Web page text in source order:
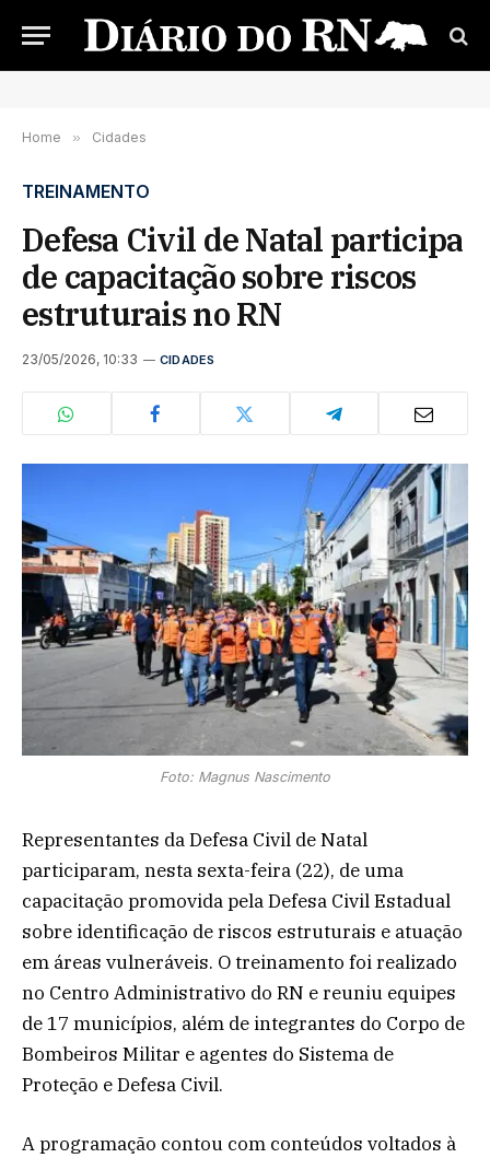
Home » Cidades
TREINAMENTO
Defesa Civil de Natal participa
de capacitação sobre riscos
estruturais no RN
23/05/2026, 10:33 CIDADES
Foto: Magnus Nascimento
Representantes da Defesa Civil de Natal
participaram, nesta sexta-feira (22), de uma
capacitação promovida pela Defesa Civil Estadual
sobre identificação de riscos estruturais e atuação
em áreas vulneráveis. O treinamento foi realizado
no Centro Administrativo do RN e reuniu equipes
de 17 municípios, além de integrantes do Corpo de
Bombeiros Militar e agentes do Sistema de
Proteção e Defesa Civil.
A programação contou com conteúdos voltados à